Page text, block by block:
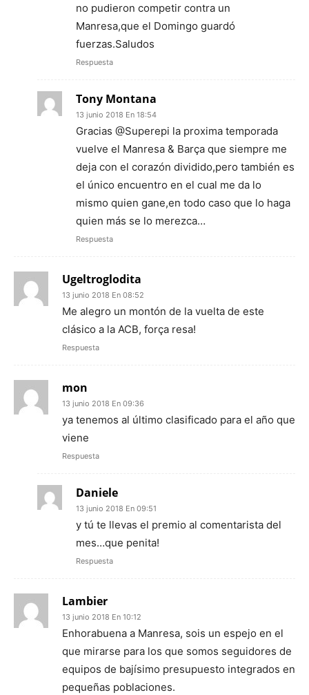
no pudieron competir contra un
Manresa,que el Domingo guardó
fuerzas.Saludos
Respuesta
Tony Montana
13 junio 2018 En 18:54
Gracias @Superepi la proxima temporada
vuelve el Manresa & Barça que siempre me
deja con el corazón dividido,pero también es
el único encuentro en el cual me da lo
mismo quien gane,en todo caso que lo haga
quien más se lo merezca…
Respuesta
Ugeltroglodita
13 junio 2018 En 08:52
Me alegro un montón de la vuelta de este
clásico a la ACB, força resa!
Respuesta
mon
13 junio 2018 En 09:36
ya tenemos al último clasificado para el año que
viene
Respuesta
Daniele
13 junio 2018 En 09:51
y tú te llevas el premio al comentarista del
mes…que penita!
Respuesta
Lambier
13 junio 2018 En 10:12
Enhorabuena a Manresa, sois un espejo en el
que mirarse para los que somos seguidores de
equipos de bajísimo presupuesto integrados en
pequeñas poblaciones.